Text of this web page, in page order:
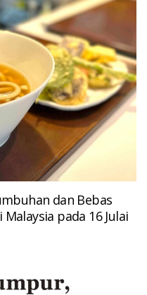
dan Bebas
pada 16 Julai